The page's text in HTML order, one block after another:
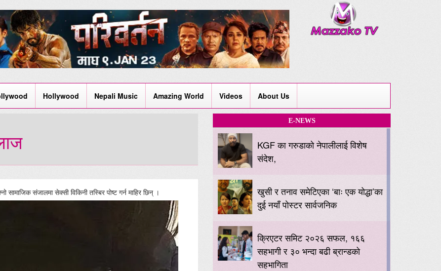
Hollywood Nepali Music Amazing World Videos About Us
सामाजिक संजालमा सेक्सी विकिनी तस्बिर पोष्ट गर्न माहिर छिन् ।
E-NEWS
KGF का गरुडाको नेपालीलाई विशेष
संदेश,
खुसी र तनाव समेटिएका ‘बाः एक योद्धा’का
दुई नयाँ पोस्टर सार्वजनिक
क्रिएटर समिट २०२६ सफल, १६६
सहभागी र ३० भन्दा बढी ब्रान्डको
सहभागिता